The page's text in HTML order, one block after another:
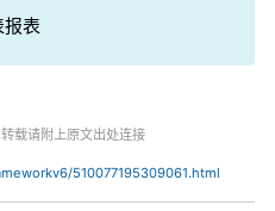
表
载请附上原文出处连接
510077195309061.html